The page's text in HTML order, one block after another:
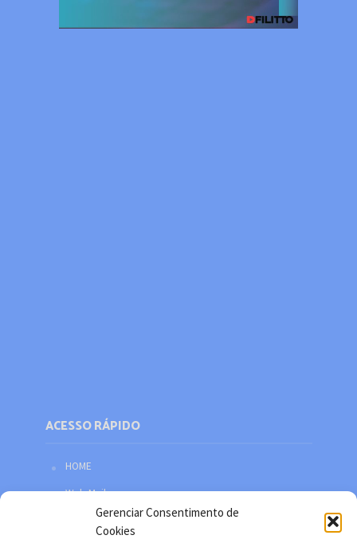
Gerenciar Consentimento de
Cookies
ACESSO RÁPIDO
HOME
Web Mail
Política de privacidade